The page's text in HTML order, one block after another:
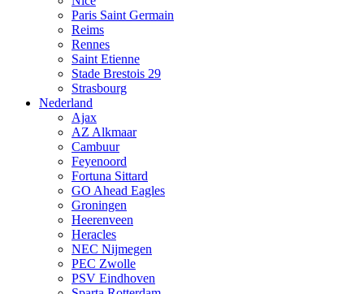
Paris Saint Germain
Reims
Rennes
Saint Etienne
Stade Brestois 29
Strasbourg
Nederland
Ajax
AZ Alkmaar
Cambuur
Feyenoord
Fortuna Sittard
GO Ahead Eagles
Groningen
Heerenveen
Heracles
NEC Nijmegen
PEC Zwolle
PSV Eindhoven